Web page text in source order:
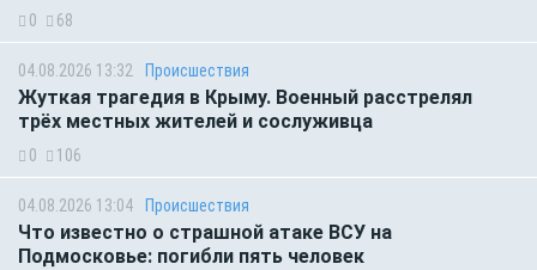
0 68
04.08.2026 13:32 Происшествия
Жуткая трагедия в Крыму. Военный расстрелял
трёх местных жителей и сослуживца
0 106
04.08.2026 13:04 Происшествия
Что известно о страшной атаке ВСУ на
Подмосковье: погибли пять человек